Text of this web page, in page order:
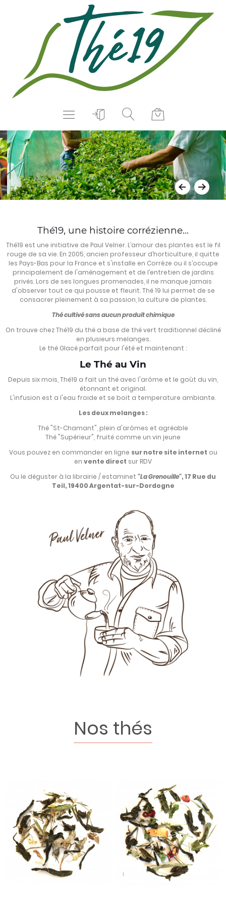
Thé19, une histoire corrézienne...
Thé19 est une initiative de Paul Velner. L’amour des plantes est le fil
rouge de sa vie. En 2005, ancien professeur d’horticulture, il quitte
les Pays-Bas pour la France et s'installe en Corrèze ou il s’occupe
principalement de l'aménagement et de l’entretien de jardins
privés. Lors de ses longues promenades, il ne manque jamais
d'observer tout ce qui pousse et fleurit. Thé 19 lui permet de se
consacrer pleinement à sa passion, la culture de plantes.
Thé cultivé sans aucun produit chimique
On trouve chez Thé19 du thé a base de thé vert traditionnel décliné
en plusieurs melanges.
Le thé Glacé parfait pour l'été et maintenant :
Le Thé au Vin
Depuis six mois, Thé19 a fait un thé avec l'arôme et le goût du vin,
étonnant et original.
L'infusion est a l'eau froide et se boit a temperature ambiante.
Les deux melanges :
Thé "St-Chamant", plein d'arômes et agréable
Thé "Supérieur", fruité comme un vin jeune
Vous pouvez en commander en ligne sur notre site internet ou
en vente direct sur RDV
Ou le déguster à la librairie / estaminet "La Grenouille", 17 Rue du
Teil, 19400 Argentat-sur-Dordogne
Nos thés